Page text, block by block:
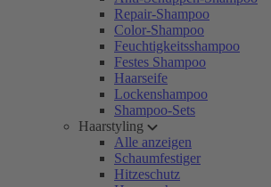
Repair-Shampoo
Color-Shampoo
Feuchtigkeitsshampoo
Festes Shampoo
Haarseife
Lockenshampoo
Shampoo-Sets
Haarstyling
Alle anzeigen
Schaumfestiger
Hitzeschutz